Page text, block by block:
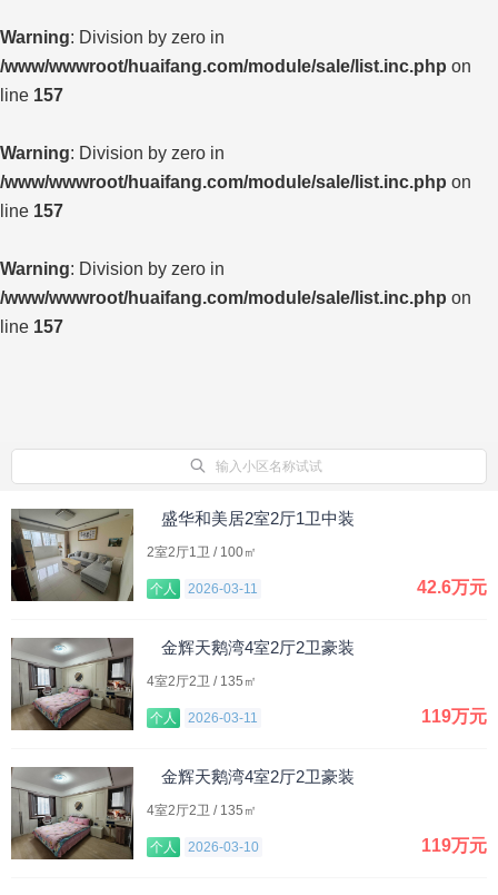
Warning: Division by zero in
/www/wwwroot/huaifang.com/module/sale/list.inc.php on
line 157
Warning: Division by zero in
/www/wwwroot/huaifang.com/module/sale/list.inc.php on
line 157
Warning: Division by zero in
/www/wwwroot/huaifang.com/module/sale/list.inc.php on
line 157
输入小区名称试试
盛华和美居2室2厅1卫中装
2室2厅1卫 / 100㎡
个人 2026-03-11 42.6万元
金辉天鹅湾4室2厅2卫豪装
4室2厅2卫 / 135㎡
个人 2026-03-11 119万元
金辉天鹅湾4室2厅2卫豪装
4室2厅2卫 / 135㎡
个人 2026-03-10 119万元